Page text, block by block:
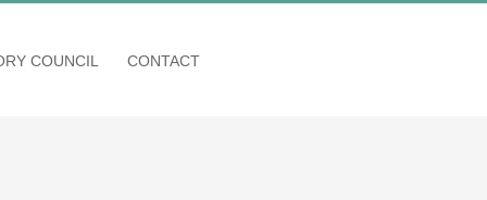
COUNCIL CONTACT